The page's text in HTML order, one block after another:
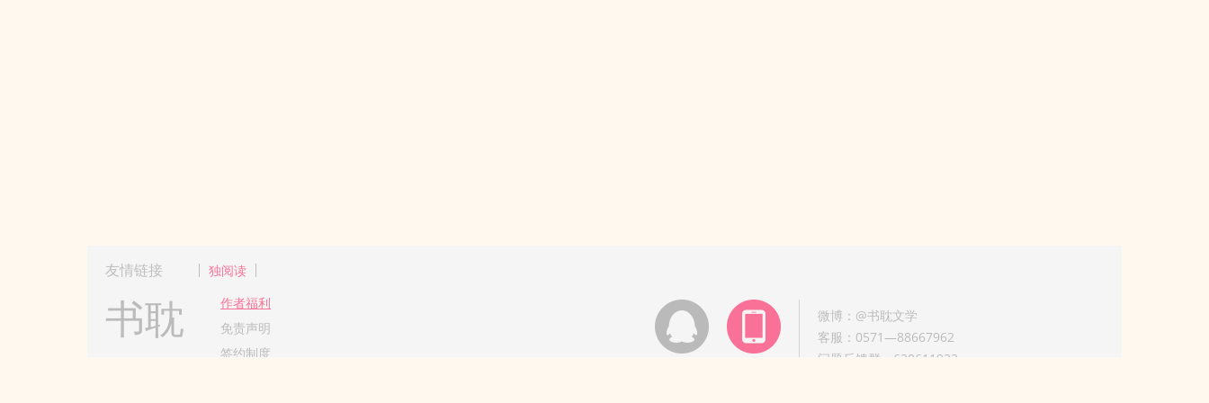
友情链接 独阅读
书耽
作者福利
免责声明
签约制度
微博：@书耽文学
客服：0571—88667962
问题反馈群：630611933